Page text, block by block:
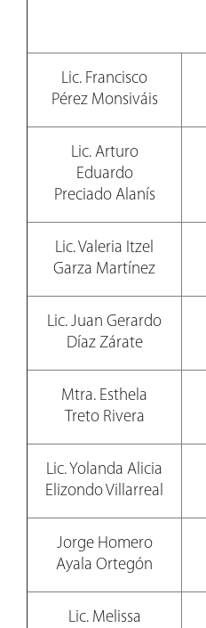
Lic. Francisco
Pérez Monsiváis
Lic. Arturo
Eduardo
Preciado Alanís
Lic. Valeria Itzel
Garza Martínez
Lic. Juan Gerardo
Díaz Zárate
Mtra. Esthela
Treto Rivera
Lic. Yolanda Alicia
Elizondo Villarreal
Jorge Homero
Ayala Ortegón
Lic. Melissa